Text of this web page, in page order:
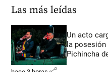
Las más leídas
Un acto
la
Pichincha